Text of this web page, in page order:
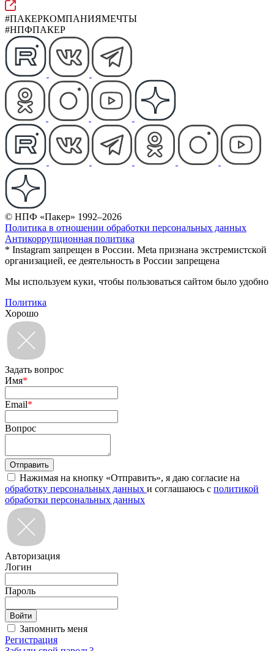
#ПАКЕРКОМПАНИЯМЕЧТЫ
#НПФПАКЕР
© НПФ «Пакер» 1992–2026
Политика в отношении обработки персональных данных
Антикоррупционная политика
* Instagram запрещен в России. Meta признана экстремистской
организацией, ее деятельность в России запрещена
Мы используем куки, чтобы пользоваться сайтом было удобно
Политика
Хорошо
Задать вопрос
Имя*
Email*
Вопрос
Нажимая на кнопку «Отправить», я даю согласие на
обработку персональных данных и соглашаюсь с политикой
обработки персональных данных
Авторизация
Логин
Пароль
Запомнить меня
Регистрация